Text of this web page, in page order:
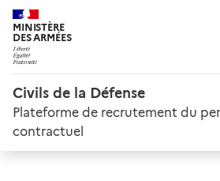
MINISTÈRE
DES ARMÉES
Civils de la Défense
Plateforme de recrutement du
contractuel